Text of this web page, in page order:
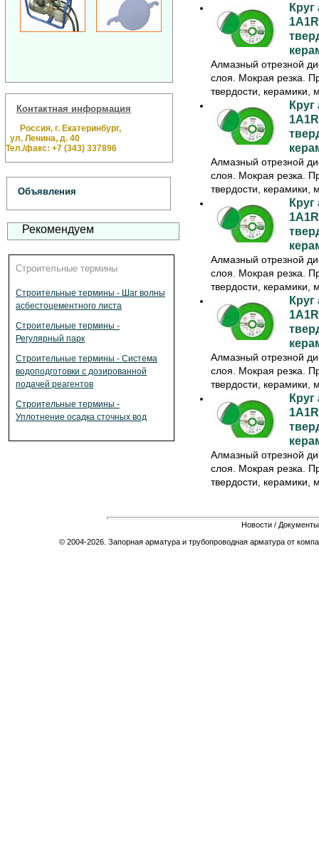
Контактная информация
Россия, г. Екатеринбург,
ул. Ленина, д. 40
Тел./факс: +7 (343) 337896
Объявления
Рекомендуем
Строительные термины
Строительные термины - Шаг волны
асбестоцементного листа
Строительные термины -
Регулярный парк
Строительные термины - Система
водоподготовки с дозированной
подачей реагентов
Строительные термины -
Уплотнение осадка сточных вод
Алмазный отрезной
слоя. Мокрая резка.
твердости, керамики,
Алмазный отрезной
слоя. Мокрая резка.
твердости, керамики,
Алмазный отрезной
слоя. Мокрая резка.
твердости, керамики,
Алмазный отрезной
слоя. Мокрая резка.
твердости, керамики,
Алмазный отрезной
слоя. Мокрая резка.
твердости, керамики,
Новости / Документы
© 2004-2026. Запорная арматура и трубопроводная арматура от